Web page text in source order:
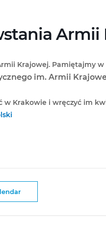
Armii
Krajowej. Pamiętajmy
im. Armii
Krakowie i wręczyć im